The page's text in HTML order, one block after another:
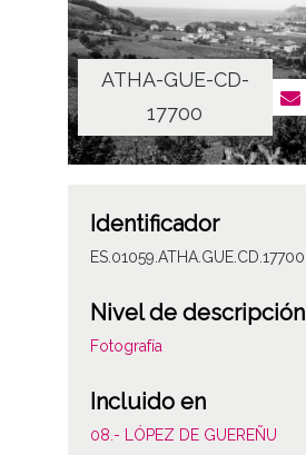
ATHA-GUE-CD-
17700
Identificador
ES.01059.ATHA.GUE.CD.17700
Nivel de descripción
Fotografía
Incluido en
08.- LÓPEZ DE GUEREÑU